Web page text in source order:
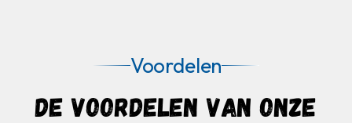
Voordelen
DE VOORDELEN VAN ONZE